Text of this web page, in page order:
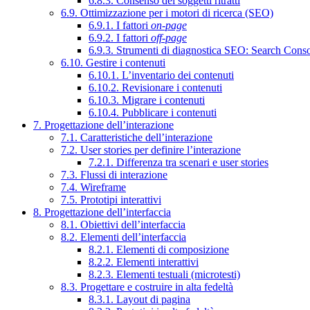
6.9. Ottimizzazione per i motori di ricerca (SEO)
6.9.1. I fattori on-page
6.9.2. I fattori off-page
6.9.3. Strumenti di diagnostica SEO: Search
6.10. Gestire i contenuti
6.10.1. L’inventario dei contenuti
6.10.2. Revisionare i contenuti
6.10.3. Migrare i contenuti
6.10.4. Pubblicare i contenuti
7. Progettazione dell’interazione
7.1. Caratteristiche dell’interazione
7.2. User stories per definire l’interazione
7.2.1. Differenza tra scenari e user stories
7.3. Flussi di interazione
7.4. Wireframe
7.5. Prototipi interattivi
8. Progettazione dell’interfaccia
8.1. Obiettivi dell’interfaccia
8.2. Elementi dell’interfaccia
8.2.1. Elementi di composizione
8.2.2. Elementi interattivi
8.2.3. Elementi testuali (microtesti)
8.3. Progettare e costruire in alta fedeltà
8.3.1. Layout di pagina